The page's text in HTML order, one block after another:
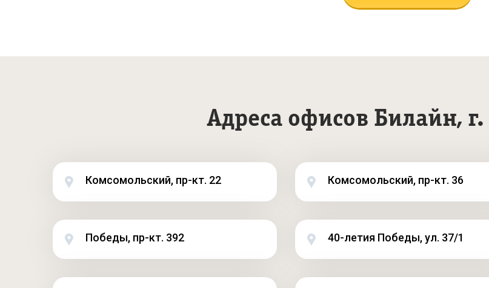
Адреса офисов Билайн, г.
Комсомольский, пр-кт. 22 Комсомольский, пр-кт. 36
Победы, пр-кт. 392 40-летия Победы, ул. 37/1